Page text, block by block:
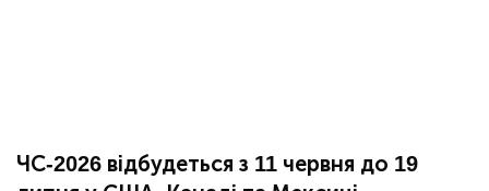
ЧС-2026 відбудеться з 11 червня до 19